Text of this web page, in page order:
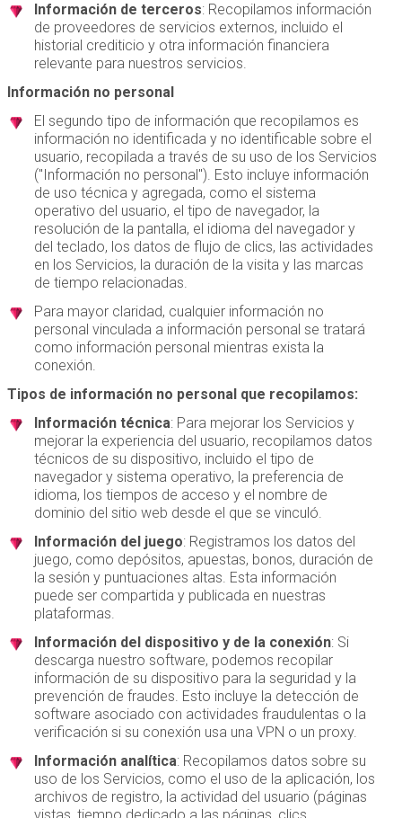
Información de terceros: Recopilamos información
de proveedores de servicios externos, incluido el
historial crediticio y otra información financiera
relevante para nuestros servicios.
Información no personal
El segundo tipo de información que recopilamos es
información no identificada y no identificable sobre el
usuario, recopilada a través de su uso de los Servicios
("Información no personal"). Esto incluye información
de uso técnica y agregada, como el sistema
operativo del usuario, el tipo de navegador, la
resolución de la pantalla, el idioma del navegador y
del teclado, los datos de flujo de clics, las actividades
en los Servicios, la duración de la visita y las marcas
de tiempo relacionadas.
Para mayor claridad, cualquier información no
personal vinculada a información personal se tratará
como información personal mientras exista la
conexión.
Tipos de información no personal que recopilamos:
Información técnica: Para mejorar los Servicios y
mejorar la experiencia del usuario, recopilamos datos
técnicos de su dispositivo, incluido el tipo de
navegador y sistema operativo, la preferencia de
idioma, los tiempos de acceso y el nombre de
dominio del sitio web desde el que se vinculó.
Información del juego: Registramos los datos del
juego, como depósitos, apuestas, bonos, duración de
la sesión y puntuaciones altas. Esta información
puede ser compartida y publicada en nuestras
plataformas.
Información del dispositivo y de la conexión: Si
descarga nuestro software, podemos recopilar
información de su dispositivo para la seguridad y la
prevención de fraudes. Esto incluye la detección de
software asociado con actividades fraudulentas o la
verificación si su conexión usa una VPN o un proxy.
Información analítica: Recopilamos datos sobre su
uso de los Servicios, como el uso de la aplicación, los
archivos de registro, la actividad del usuario (páginas